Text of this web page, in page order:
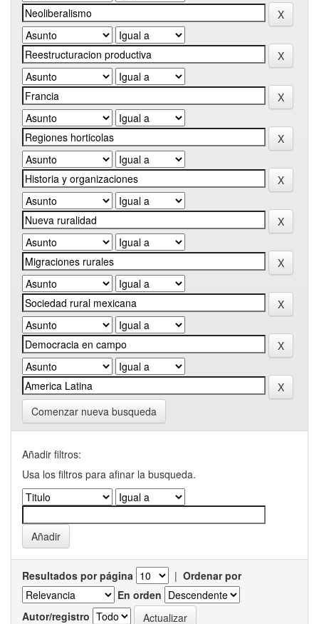
Comenzar nueva busqueda
Añadir filtros:
Usa los filtros para afinar la busqueda.
Resultados por página | Ordenar por
En orden
Autor/registro